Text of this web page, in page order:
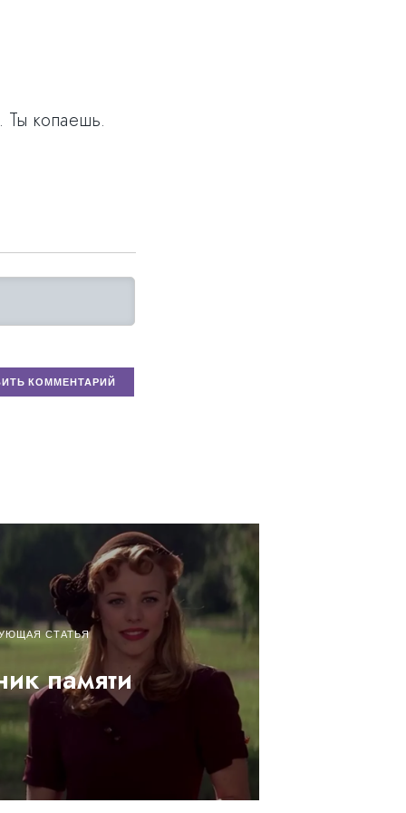
Ты копаешь.
СТАТЬЯ
памяти